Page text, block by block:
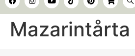
Mazarintårta